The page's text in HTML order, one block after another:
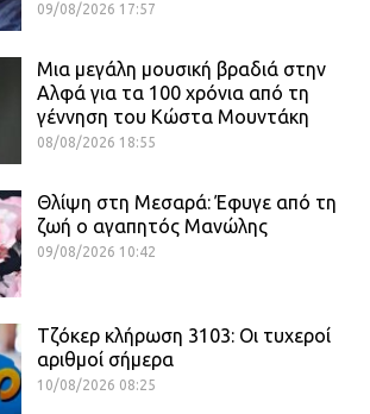
09/08/2026 17:57
Μια μεγάλη μουσική βραδιά στην
Αλφά για τα 100 χρόνια από τη
γέννηση του Κώστα Μουντάκη
08/08/2026 18:55
Θλίψη στη Μεσαρά: Έφυγε από τη
ζωή ο αγαπητός Μανώλης
09/08/2026 10:42
Τζόκερ κλήρωση 3103: Οι τυχεροί
αριθμοί σήμερα
10/08/2026 08:25